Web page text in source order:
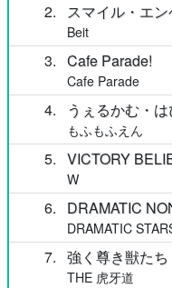
2 スマイル・エ
Beit
3 Cafe Parade!
Cafe Parade
4 うぇるかむ・
もふもふえん
5 VICTORY
W
6 DRAMATIC
DRAMATIC
7 強く尊き獣たち
THE 虎牙道